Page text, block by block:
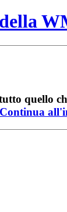
quello
Continua